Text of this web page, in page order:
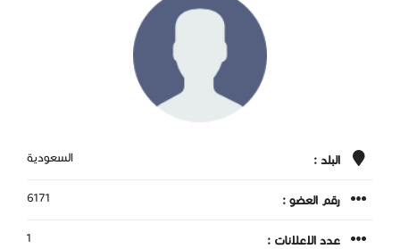
البلد : السعودية
رقم العضو : 6171
عدد الاعلانات : 1